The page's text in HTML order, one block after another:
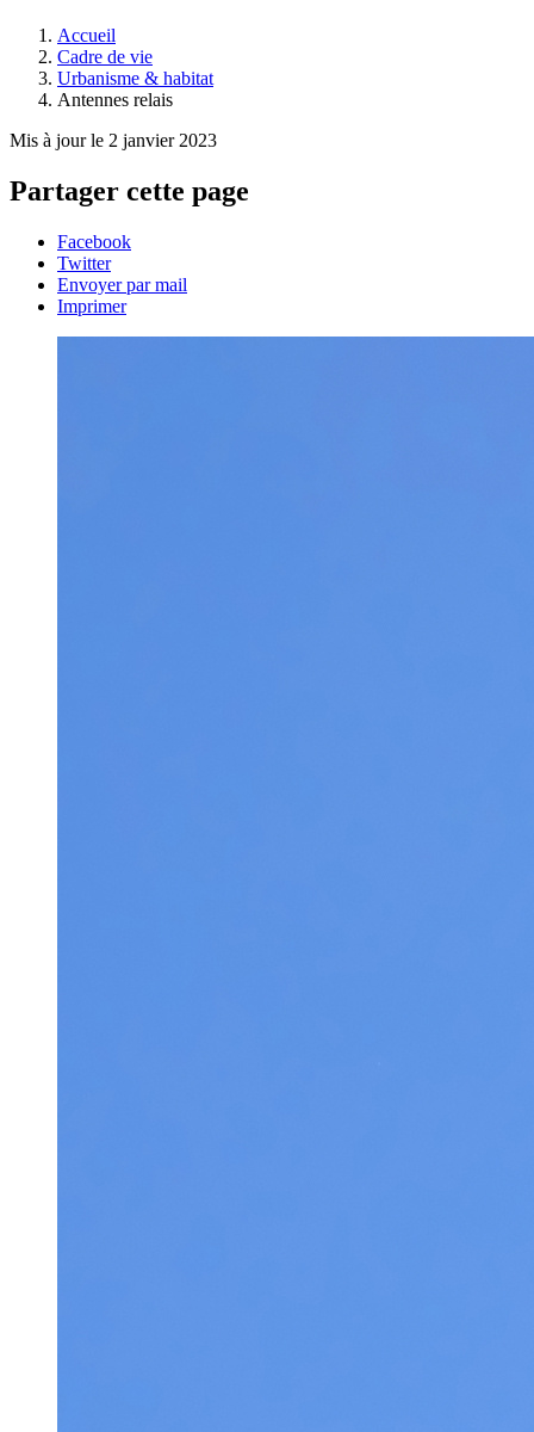
Accueil
Cadre de vie
Urbanisme & habitat
Antennes relais
Mis à jour le 2 janvier 2023
Partager cette page
Facebook
Twitter
Envoyer par mail
Imprimer